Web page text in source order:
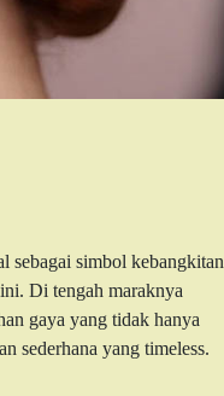
sebagai simbol kebangkitan
Di tengah maraknya
gaya yang tidak hanya
sederhana yang timeless.